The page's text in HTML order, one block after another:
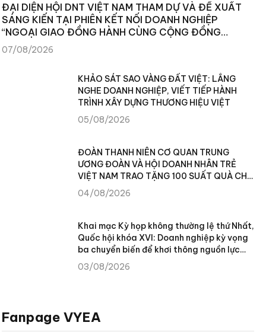
ĐẠI DIỆN HỘI DNT VIỆT NAM THAM DỰ VÀ ĐỀ XUẤT
SÁNG KIẾN TẠI PHIÊN KẾT NỐI DOANH NGHIỆP
“NGOẠI GIAO ĐỒNG HÀNH CÙNG CỘNG ĐỒNG
DOANH NGHIỆP”
07/08/2026
KHẢO SÁT SAO VÀNG ĐẤT VIỆT: LẮNG
NGHE DOANH NGHIỆP, VIẾT TIẾP HÀNH
TRÌNH XÂY DỰNG THƯƠNG HIỆU VIỆT
05/08/2026
ĐOÀN THANH NIÊN CƠ QUAN TRUNG
ƯƠNG ĐOÀN VÀ HỘI DOANH NHÂN TRẺ
VIỆT NAM TRAO TẶNG 100 SUẤT QUÀ CHO
NHÂN DÂN XÃ TÙNG VÀI (TUYÊN QUANG)
04/08/2026
Khai mạc Kỳ họp không thường lệ thứ Nhất,
Quốc hội khóa XVI: Doanh nghiệp kỳ vọng
ba chuyển biến để khơi thông nguồn lực
phát triển
03/08/2026
Fanpage VYEA